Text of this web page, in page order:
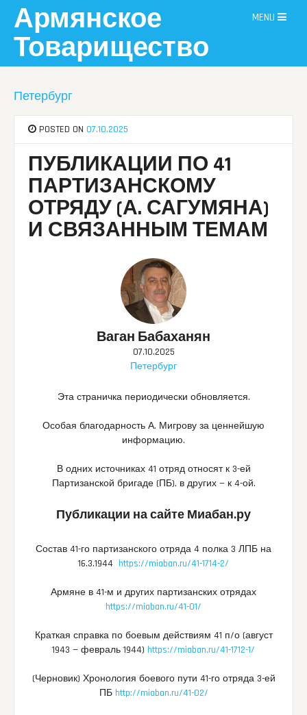
content
Армянское
Товарищество
MENU
Петербург
POSTED ON 07.10.2025
ПУБЛИКАЦИИ ПО 41
ПАРТИЗАНСКОМУ
ОТРЯДУ (А. САГУМЯНА)
И СВЯЗАННЫМ ТЕМАМ
Ваган Бабаханян
07.10.2025
Петербург
Эта страничка периодически обновляется.
Особая благодарность А. Мигрову за ценнейшую
информацию.
В одних источниках 41 отряд относят к 3-ей
Партизанской бригаде (ПБ), в других — к 4-ой.
Публикации на сайте Миабан.ру
Состав 41-го партизанского отряда 4 полка 3 ЛПБ на
16.3.1944 https://miaban.ru/41-1714-2/
Армяне в 41-м и других партизанских отрядах
https://miaban.ru/41-01/
Краткая справка по боевым действиям 41 п/о (август
1943 — февраль 1944) https://miaban.ru/41-1712-1/
(Черновик) Хронология боевого пути 41-го отряда 3-ей
ПБ http://miaban.ru/41-02/